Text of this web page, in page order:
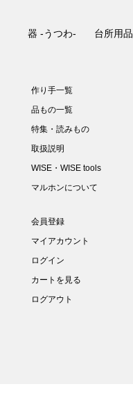
器 -うつわ- 台所用品
作り手一覧
品もの一覧
特集・読みもの
取扱説明
WISE・WISE tools
マルホンについて
会員登録
マイアカウント
ログイン
カートを見る
ログアウト